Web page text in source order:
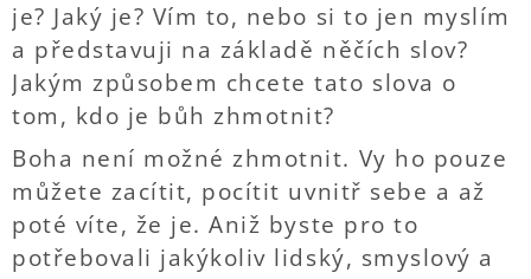
je? Jaký je? Vím to, nebo si to jen myslím
a představuji na základě něčích slov?
Jakým způsobem chcete tato slova o
tom, kdo je bůh zhmotnit?
Boha není možné zhmotnit. Vy ho pouze
můžete zacítit, pocítit uvnitř sebe a až
poté víte, že je. Aniž byste pro to
potřebovali jakýkoliv lidský, smyslový a